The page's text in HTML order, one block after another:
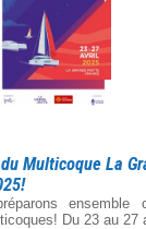
Multicoque La
ensemble
Du 23 au 27